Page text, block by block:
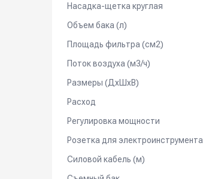
Насадка-щетка круглая
Объем бака (л)
Площадь фильтра (см2)
Поток воздуха (м3/ч)
Размеры (ДхШхВ)
Расход
Регулировка мощности
Розетка для электроинструмента
Силовой кабель (м)